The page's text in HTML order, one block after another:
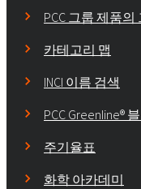
PCC 그룹 제품의
카테고리 맵
INCI 이름 검색
PCC Greenline®
주기율표
화학 아카데미